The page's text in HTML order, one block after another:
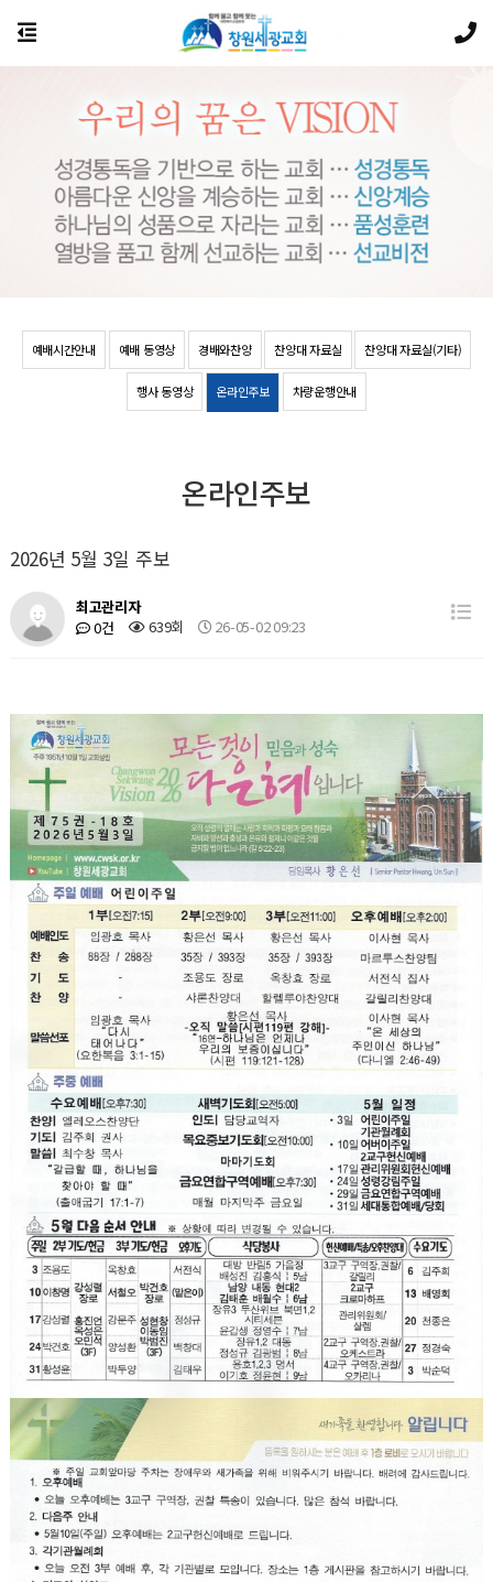
예배시간안내 예배 동영상 경배와찬양 찬양대 자료실 찬양대 자료실(기타)
행사 동영상 온라인주보 차량운행안내
온라인주보
2026년 5월 3일 주보
최고관리자
0건
639회 26-05-02 09:23